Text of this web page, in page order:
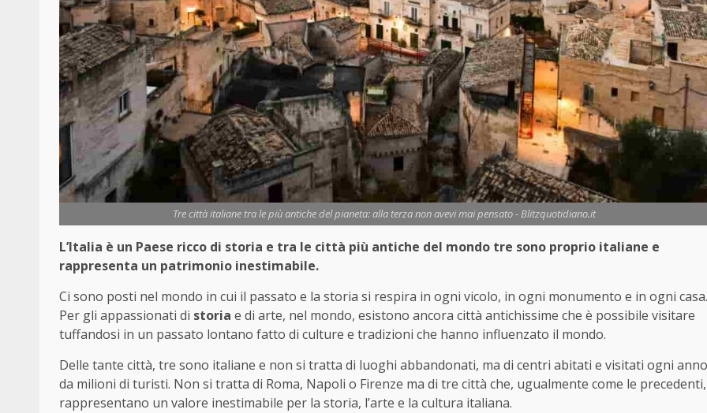
Tre città italiane tra le più antiche del pianeta: alla terza non avevi mai pensato - Blitzquotidiano.it
L’Italia è un Paese ricco di storia e tra le città più antiche del mondo tre sono proprio italiane e
rappresenta un patrimonio inestimabile.
Ci sono posti nel mondo in cui il passato e la storia si respira in ogni vicolo, in ogni monumento e in ogni casa.
Per gli appassionati di storia e di arte, nel mondo, esistono ancora città antichissime che è possibile visitare
tuffandosi in un passato lontano fatto di culture e tradizioni che hanno influenzato il mondo.
Delle tante città, tre sono italiane e non si tratta di luoghi abbandonati, ma di centri abitati e visitati ogni anno
da milioni di turisti. Non si tratta di Roma, Napoli o Firenze ma di tre città che, ugualmente come le precedenti,
rappresentano un valore inestimabile per la storia, l’arte e la cultura italiana.